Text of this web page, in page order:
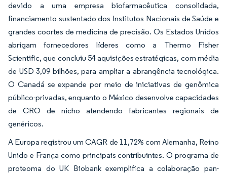
devido a uma empresa biofarmacêutica consolidada,
financiamento sustentado dos Institutos Nacionais de Saúde e
grandes coortes de medicina de precisão. Os Estados Unidos
abrigam fornecedores líderes como a Thermo Fisher
Scientific, que concluiu 54 aquisições estratégicas, com média
de USD 3,09 bilhões, para ampliar a abrangência tecnológica.
O Canadá se expande por meio de iniciativas de genômica
público-privadas, enquanto o México desenvolve capacidades
de CRO de nicho atendendo fabricantes regionais de
genéricos.
A Europa registrou um CAGR de 11,72% com Alemanha, Reino
Unido e França como principais contribuintes. O programa de
proteoma do UK Biobank exemplifica a colaboração pan-